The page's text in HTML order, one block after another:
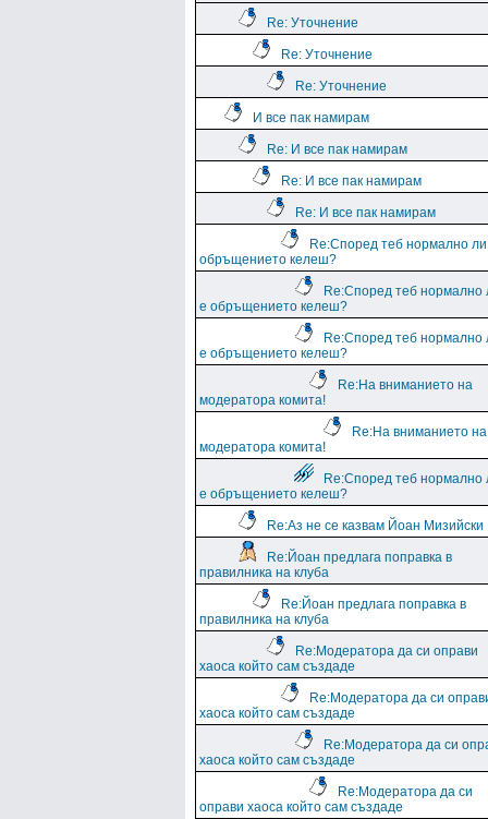
Re: Уточнение
Re: Уточнение
Re: Уточнение
И все пак намирам
Re: И все пак намирам
Re: И все пак намирам
Re: И все пак намирам
Re:Според теб нормално
обръщението келеш?
Re:Според теб нормално
е обръщението келеш?
Re:Според теб нормално
е обръщението келеш?
Re:На вниманието на
модератора комита!
Re:На вниманието на
модератора комита!
Re:Според теб нормално
е обръщението келеш?
Re:Аз не се казвам Йоан Мизийски
Re:Йоан предлага поправка в
правилника на клуба
Re:Йоан предлага поправка в
правилника на клуба
Re:Модератора да си оправи
хаоса който сам създаде
Re:Модератора да си
хаоса който сам създаде
Re:Модератора да си
хаоса който сам създаде
Re:Модератора да си
оправи хаоса който сам създаде